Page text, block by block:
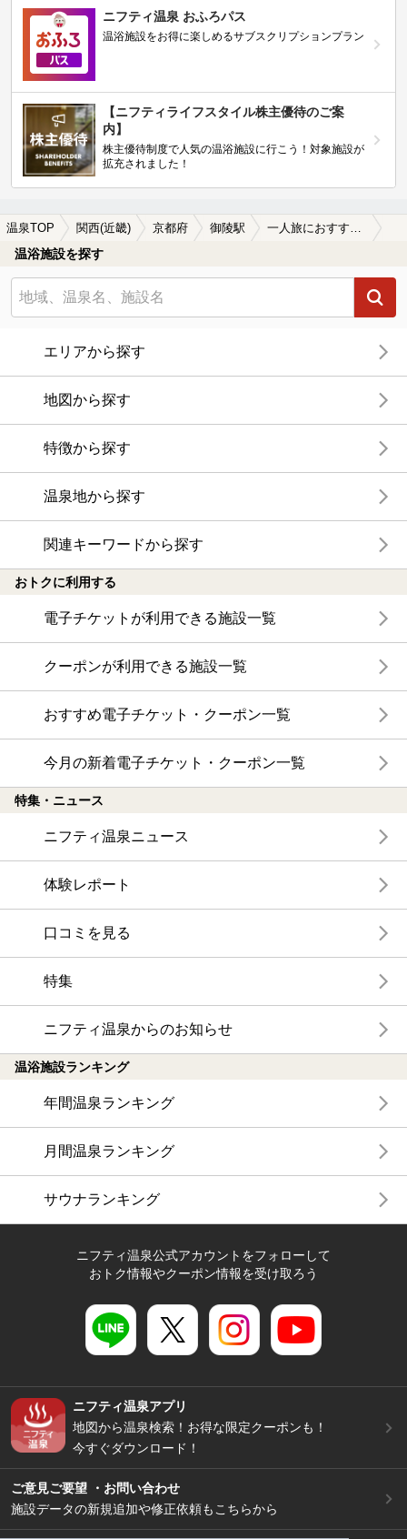
ニフティ温泉 おふろパス
温浴施設をお得に楽しめるサブスクリプションプラン
【ニフティライフスタイル株主優待のご案
内】
株主優待制度で人気の温浴施設に行こう！対象施設が
拡充されました！
温泉TOP 関西(近畿) 京都府 御陵駅 一人旅におすすめの御陵駅近くの温泉、日帰り温泉、スーパー銭湯おすすめ
温浴施設を探す
エリアから探す
地図から探す
特徴から探す
温泉地から探す
関連キーワードから探す
おトクに利用する
電子チケットが利用できる施設一覧
クーポンが利用できる施設一覧
おすすめ電子チケット・クーポン一覧
今月の新着電子チケット・クーポン一覧
特集・ニュース
ニフティ温泉ニュース
体験レポート
口コミを見る
特集
ニフティ温泉からのお知らせ
温浴施設ランキング
年間温泉ランキング
月間温泉ランキング
サウナランキング
ニフティ温泉公式アカウントをフォローして
おトク情報やクーポン情報を受け取ろう
ニフティ温泉アプリ
地図から温泉検索！お得な限定クーポンも！
今すぐダウンロード！
ご意見ご要望 ・お問い合わせ
施設データの新規追加や修正依頼もこちらから